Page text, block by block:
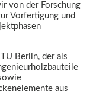
von der Forschung
Vorfertigung und
Berlin, der als
aus